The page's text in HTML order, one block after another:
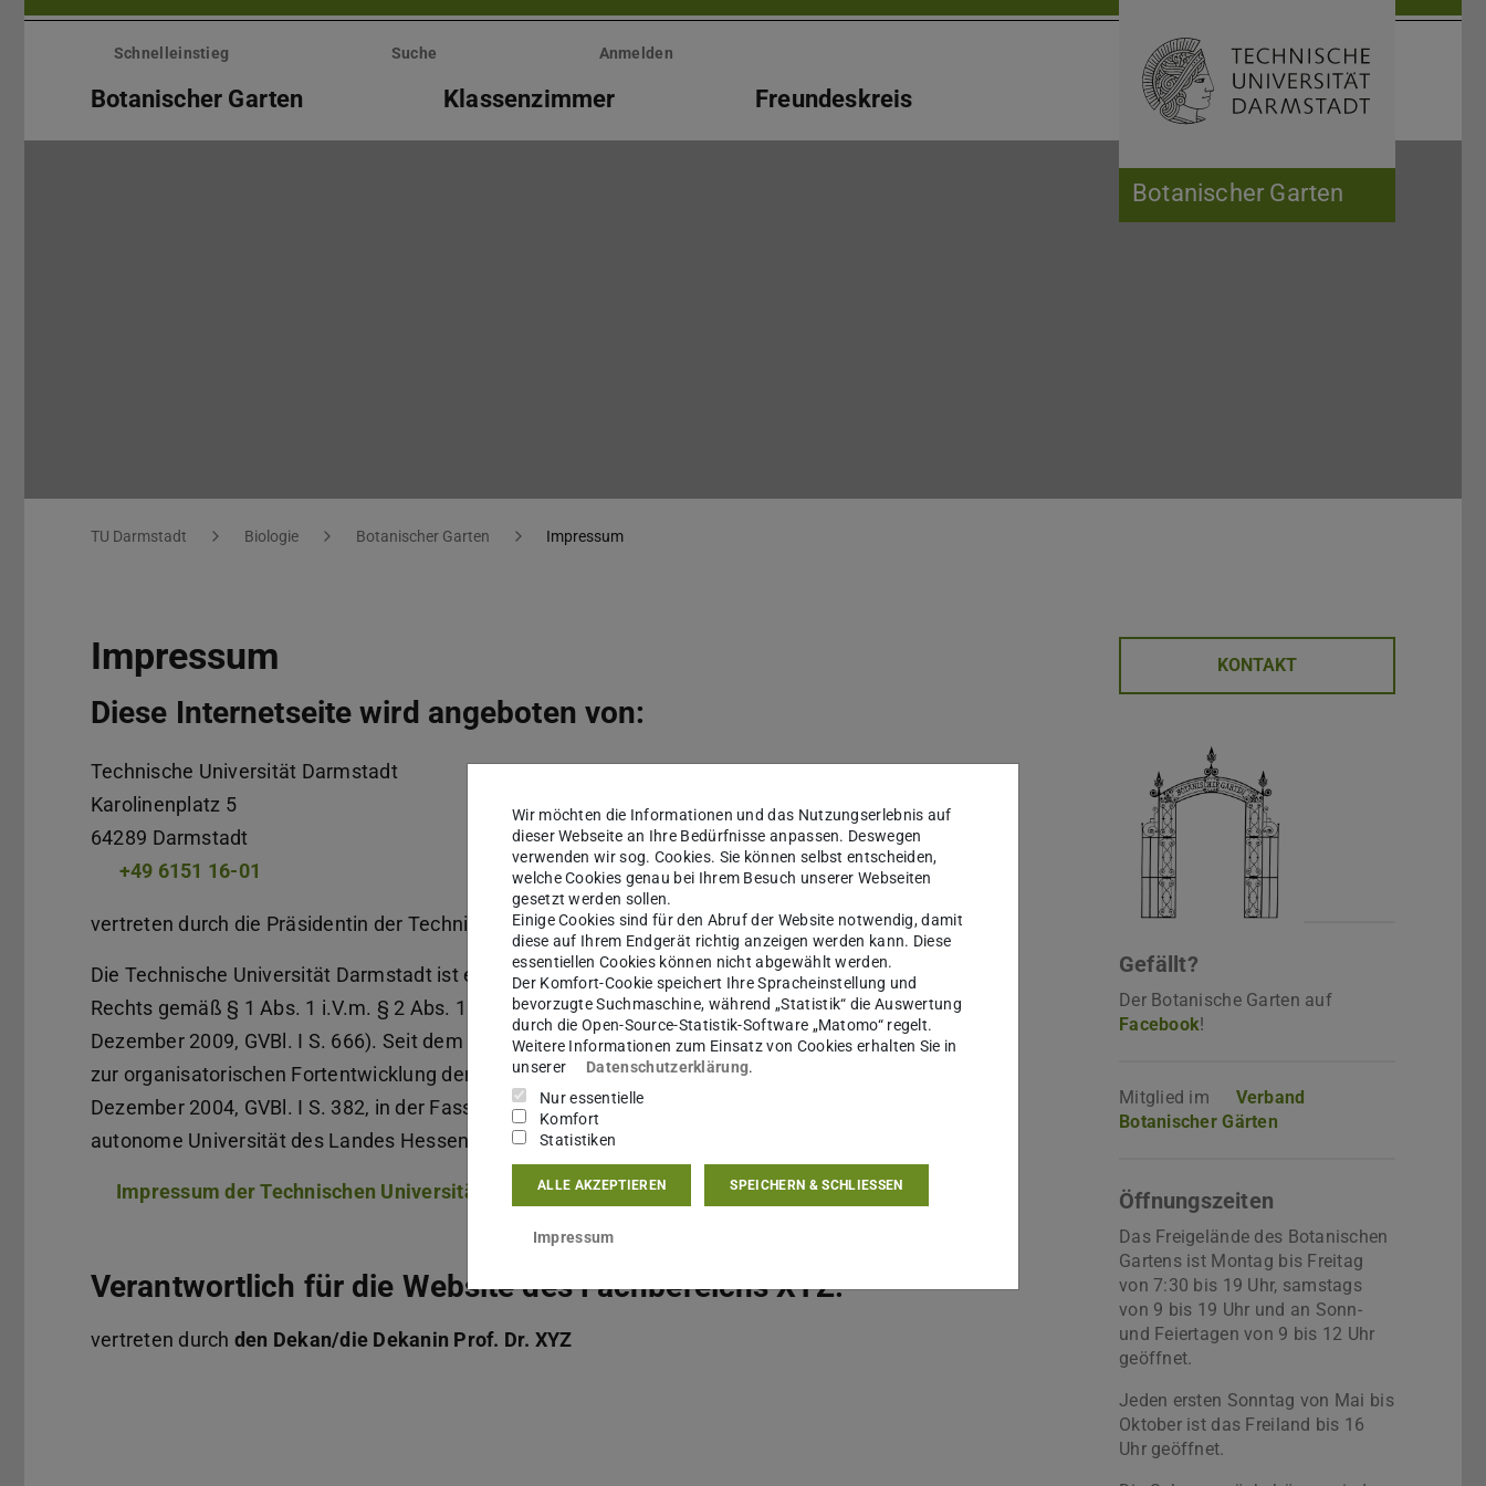
Menü
überspringen
Botanischer Garten
Schnelleinstieg Suche Anmelden
Botanischer Garten Klassenzimmer Freundeskreis Suche öffnen
Sie befinden sich hier:
TU Darmstadt Biologie Botanischer Garten Impressum
Impressum
Diese Internetseite wird angeboten von:
Technische Universität Darmstadt
Karolinenplatz 5
64289 Darmstadt
+49 6151 16-01
vertreten durch die Präsidentin der Technischen Universität Darmstadt, Prof. Dr. Tanja Brühl
Die Technische Universität Darmstadt ist eine rechtsfähige Körperschaft des öffentlichen
Rechts gemäß § 1 Abs. 1 i.V.m. § 2 Abs. 1 Nr. 1 HHG (Hessisches Hochschulgesetz vom 14.
Dezember 2009, GVBl. I S. 666). Seit dem In-Kraft-Treten des TU Darmstadt-Gesetzes (Gesetz
zur organisatorischen Fortentwicklung der Technischen Universität Darmstadt vom 05.
Dezember 2004, GVBl. I S. 382, in der Fassung vom 14. Dezember 2009, GVBl. I S. 699) ist sie
autonome Universität des Landes Hessen.
Impressum der Technischen Universität Darmstadt
Verantwortlich für die Website des Fachbereichs XYZ:
vertreten durch den Dekan/die Dekanin Prof. Dr. XYZ
KONTAKT
Gefällt?
Der Botanische Garten auf
Facebook!
Mitglied im
Verband
Botanischer Gärten
Öffnungszeiten
Das Freigelände des Botanischen
Gartens ist Montag bis Freitag
von 7:30 bis 19 Uhr, samstags
von 9 bis 19 Uhr und an Sonn-
und Feiertagen von 9 bis 12 Uhr
geöffnet.
Jeden ersten Sonntag von Mai bis
Oktober ist das Freiland bis 16
Uhr geöffnet.
Wir möchten die Informationen und das Nutzungserlebnis auf
dieser Webseite an Ihre Bedürfnisse anpassen. Deswegen
verwenden wir sog. Cookies. Sie können selbst entscheiden,
welche Cookies genau bei Ihrem Besuch unserer Webseiten
gesetzt werden sollen.
Einige Cookies sind für den Abruf der Website notwendig, damit
diese auf Ihrem Endgerät richtig anzeigen werden kann. Diese
essentiellen Cookies können nicht abgewählt werden.
Der Komfort-Cookie speichert Ihre Spracheinstellung und
bevorzugte Suchmaschine, während „Statistik“ die Auswertung
durch die Open-Source-Statistik-Software „Matomo“ regelt.
Weitere Informationen zum Einsatz von Cookies erhalten Sie in
unserer
Datenschutzerklärung.
Nur essentielle
Komfort
Statistiken
ALLE AKZEPTIEREN SPEICHERN & SCHLIESSEN
Impressum